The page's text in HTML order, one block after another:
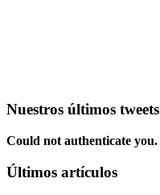
Nuestros últimos tweets
Could not authenticate you.
Últimos artículos